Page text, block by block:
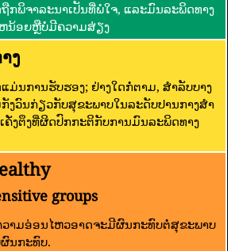
ກພິຈາລະນາເປັນທີ່ພໍໃຈ, ແລະມົນລະພິດທາງ
ນ້ອຍຫຼືບໍ່ມີຄວາມສ່ຽງ
ງ
ມ່ນການຮັບຮອງ; ຢ່າງໃດກໍ່ຕາມ, ສໍາລັບບາງ
ວົນກ່ຽວກັບສຸຂະພາບໃນລະດັບປານກາງສໍາ
ງຕຶງທີ່ຜິດປົກກະຕິກັບການມົນລະພິດທາງ
groups
າມອ່ອນໄຫວອາດຈະມີຜົນກະທົບຕໍ່ສຸຂະພາບ
ນກະທົບ.